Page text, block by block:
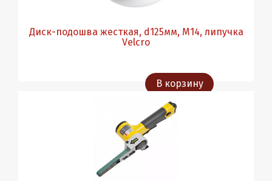
Диск-подошва жесткая, d125мм, М14, липучка
Velcro
В корзину